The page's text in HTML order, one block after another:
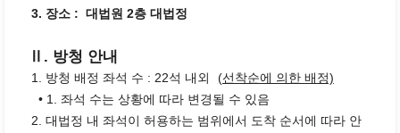
3. 장소 : 대법원 2층 대법정
Ⅱ. 방청 안내
1. 방청 배정 좌석 수 : 22석 내외
(선착순에 의한 배정)
• 1. 좌석 수는 상황에 따라 변경될 수 있음
2. 대법정 내 좌석이 허용하는 범위에서 도착 순서에 따라 안